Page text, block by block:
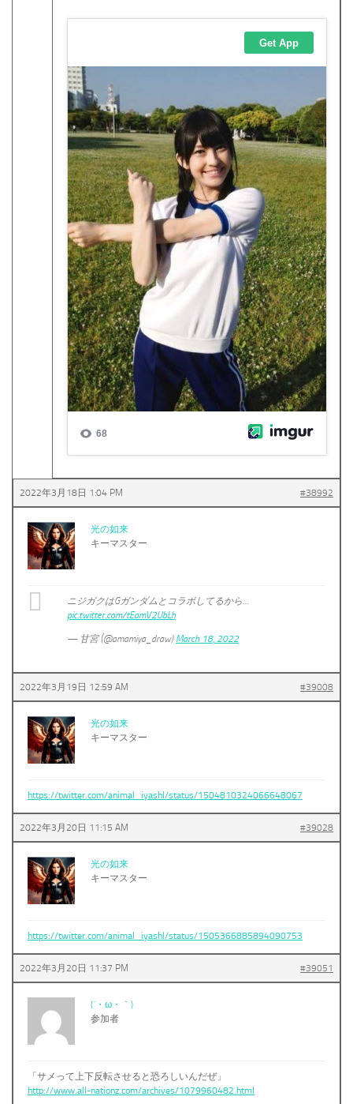
2022年3月18日 1:04 PM #38992
光の如来
キーマスター
ニジガクはGガンダムとコラボしてるから…
pic.twitter.com/tEamV2UbLh
— 甘宮 (@amamiya_draw) March 18, 2022
2022年3月19日 12:59 AM #39008
光の如来
キーマスター
https://twitter.com/animal_iyashl/status/1504810324066648067
2022年3月20日 11:15 AM #39028
光の如来
キーマスター
https://twitter.com/animal_iyashl/status/1505366885894090753
2022年3月20日 11:37 PM #39051
(´・ω・｀)
参加者
「サメって上下反転させると恐ろしいんだぜ」
http://www.all-nationz.com/archives/1079960482.html